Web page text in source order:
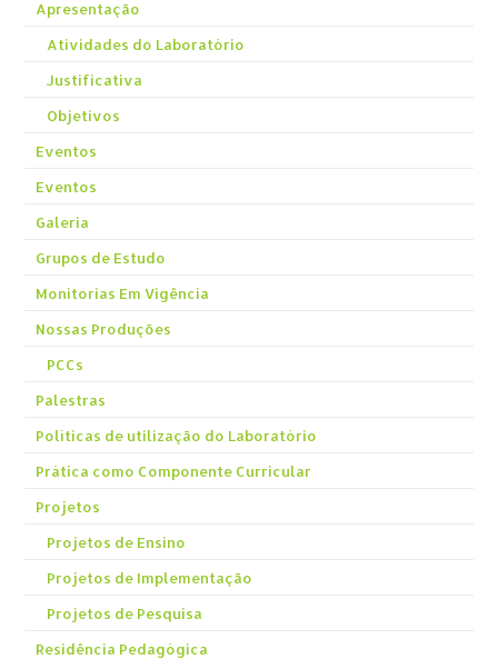
Apresentação
Atividades do Laboratório
Justificativa
Objetivos
Eventos
Eventos
Galeria
Grupos de Estudo
Monitorias Em Vigência
Nossas Produções
PCCs
Palestras
Políticas de utilização do Laboratório
Prática como Componente Curricular
Projetos
Projetos de Ensino
Projetos de Implementação
Projetos de Pesquisa
Residência Pedagógica